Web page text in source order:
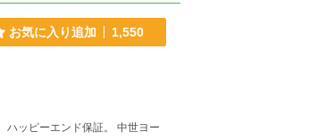
お気に入り追加 1,550
ハッピーエンド保証。 中世ヨー